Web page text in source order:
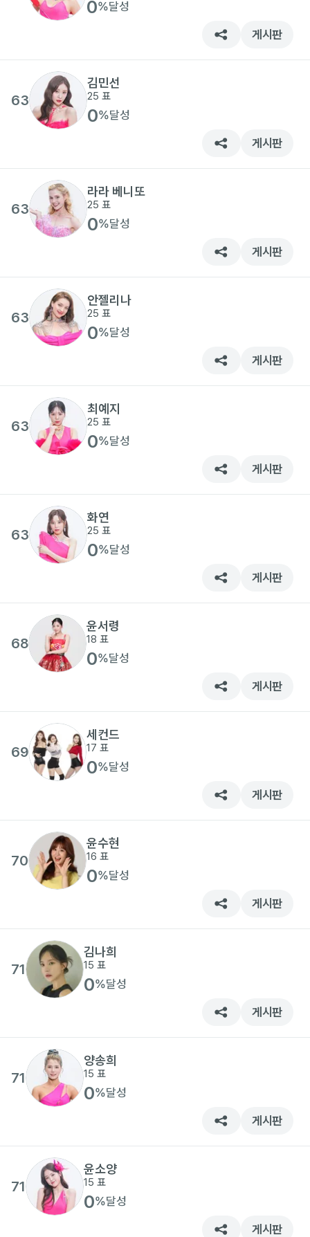
0%달성
게시판
63
김민선
25 표
0%달성
게시판
63
라라 베니또
25 표
0%달성
게시판
63
안젤리나
25 표
0%달성
게시판
63
최예지
25 표
0%달성
게시판
63
화연
25 표
0%달성
게시판
68
윤서령
18 표
0%달성
게시판
69
세컨드
17 표
0%달성
게시판
70
윤수현
16 표
0%달성
게시판
71
김나희
15 표
0%달성
게시판
71
양송희
15 표
0%달성
게시판
71
윤소양
15 표
0%달성
게시판